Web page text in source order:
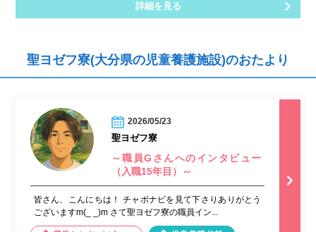
詳細を見る
聖ヨゼフ寮(大分県の児童養護施設)のおたより
2026/05/23
聖ヨゼフ寮
～職員Gさんへのインタビュー
（入職15年目）～
皆さん、こんにちは！ チャボナビを見て下さりありがとう
ございますm(_ _)m さて聖ヨゼフ寮の職員イン...